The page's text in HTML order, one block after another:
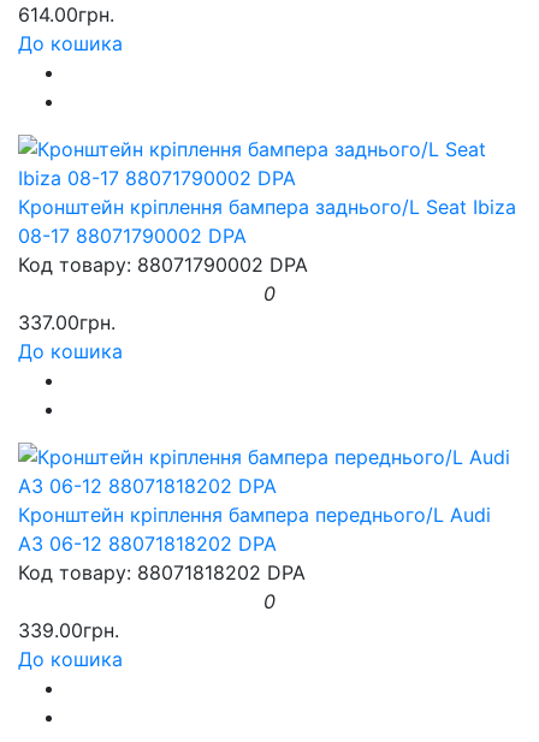
614.00грн.
До кошика
Кронштейн кріплення бампера заднього/L Seat Ibiza
08-17 88071790002 DPA
Код товару: 88071790002 DPA
0
337.00грн.
До кошика
Кронштейн кріплення бампера переднього/L Audi
A3 06-12 88071818202 DPA
Код товару: 88071818202 DPA
0
339.00грн.
До кошика